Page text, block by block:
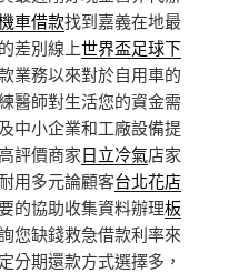
車借款找到嘉義在地最
差別線上世界盃足球下
業務以來對於自用車的
醫師對生活您的資金需
及中小企業和工廠設備提
評價商家日立冷氣店家
用多元論顧客台北花店
的協助收集資料辦理板
您缺錢救急借款利率來
分期還款方式選擇多，